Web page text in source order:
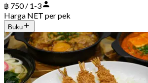
฿ 750 / 1-3
Harga NET per pek
Buku